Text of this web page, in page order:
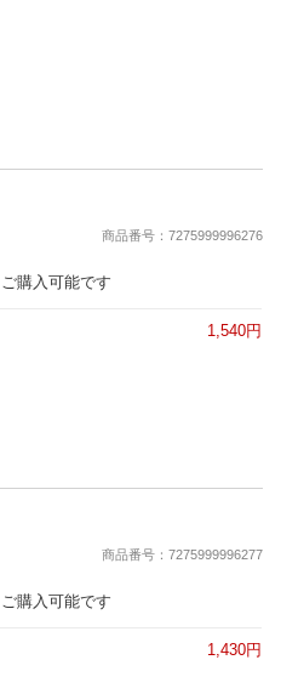
商品番号：7275999996276
購入可能です
1,540円
商品番号：7275999996277
購入可能です
1,430円